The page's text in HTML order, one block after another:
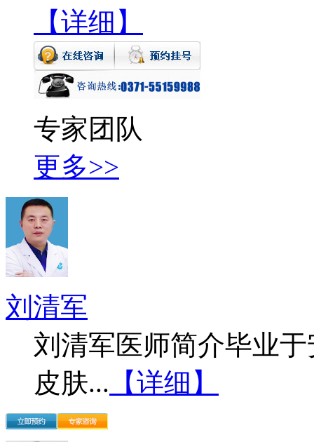
【详细】
专家团队
更多>>
刘清军
刘清军医师简介毕业
皮肤... 【详细】